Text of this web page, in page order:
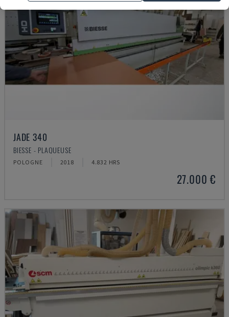
JADE 340
BIESSE - PLAQUEUSE
POLOGNE 2018 4.832 HRS
27.000 €